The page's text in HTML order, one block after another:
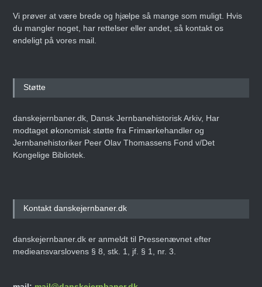
Vi prøver at være brede og hjælpe så mange som muligt. Hvis
du mangler noget, har rettelser eller andet, så kontakt os
endeligt på vores mail.
Støtte
danskejernbaner.dk, Dansk Jernbanehistorisk Arkiv, Har
modtaget økonomisk støtte fra Frimærkehandler og
Jernbanehistoriker Peer Olav Thomassens Fond v/Det
Kongelige Bibliotek.
Kontakt danskejernbaner.dk
danskejernbaner.dk er anmeldt til Pressenævnet efter
medieansvarslovens § 8, stk. 1, jf. § 1, nr. 3.